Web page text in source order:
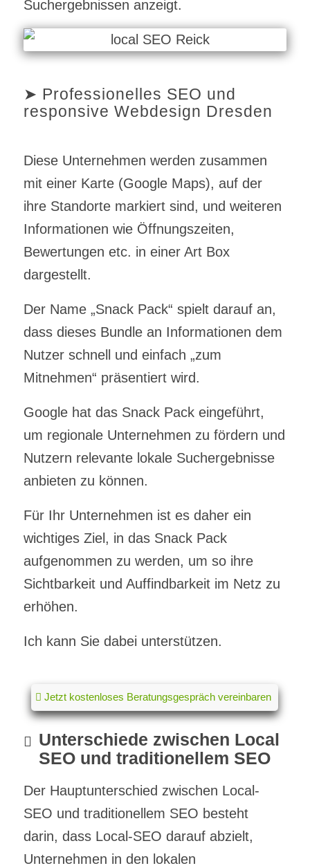
Suchergebnissen anzeigt.
➤ Professionelles SEO und
responsive Webdesign Dresden
Diese Unternehmen werden zusammen
mit einer Karte (Google Maps), auf der
ihre Standorte markiert sind, und weiteren
Informationen wie Öffnungszeiten,
Bewertungen etc. in einer Art Box
dargestellt.
Der Name „Snack Pack“ spielt darauf an,
dass dieses Bundle an Informationen dem
Nutzer schnell und einfach „zum
Mitnehmen“ präsentiert wird.
Google hat das Snack Pack eingeführt,
um regionale Unternehmen zu fördern und
Nutzern relevante lokale Suchergebnisse
anbieten zu können.
Für Ihr Unternehmen ist es daher ein
wichtiges Ziel, in das Snack Pack
aufgenommen zu werden, um so ihre
Sichtbarkeit und Auffindbarkeit im Netz zu
erhöhen.
Ich kann Sie dabei unterstützen.
Jetzt kostenloses Beratungsgespräch vereinbaren
Unterschiede zwischen Local
SEO und traditionellem SEO
Der Hauptunterschied zwischen Local-
SEO und traditionellem SEO besteht
darin, dass Local-SEO darauf abzielt,
Unternehmen in den lokalen